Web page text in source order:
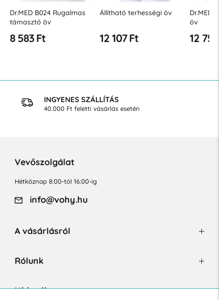
Dr.MED B024 Rugalmas
támasztó öv
8 583 Ft
Állítható terhességi öv
12 107 Ft
Dr.MED
öv
12
INGYENES SZÁLLÍTÁS
40.000 Ft feletti vásárlás esetén
Vevőszolgálat
Hétköznap 8:00-tól 16:00-ig
info@vohy.hu
A vásárlásról
Rólunk
Hírlevél